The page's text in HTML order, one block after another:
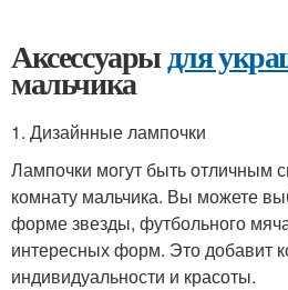
Аксессуарыдля
мальчика
1. Дизайнные лампочки
Лампочки могут быть отличным
комнату мальчика. Вы можете
форме звезды, футбольного
интересных форм. Это добавит
индивидуальности и красоты.